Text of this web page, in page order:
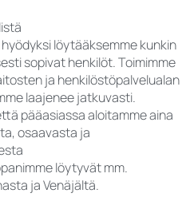
löytääksemme kunkin
sopivat henkilöt. Toimimme
ja henkilöstöpalvelualan
laajenee jatkuvasti.
pääasiassa aloitamme aina
osaavasta ja
löytyvät mm.
ja Venäjältä.